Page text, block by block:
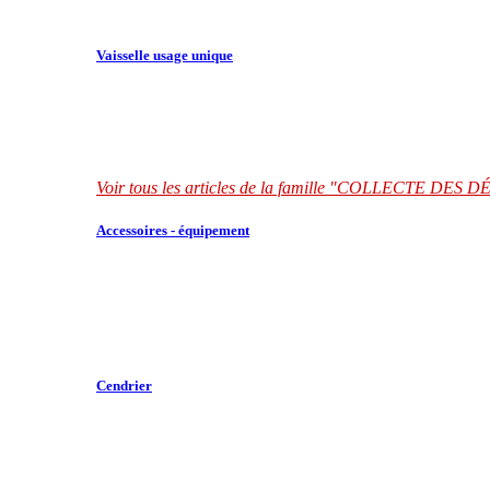
Vaisselle usage unique
Voir tous les articles de la famille "COLLECTE DES
Accessoires - équipement
Cendrier